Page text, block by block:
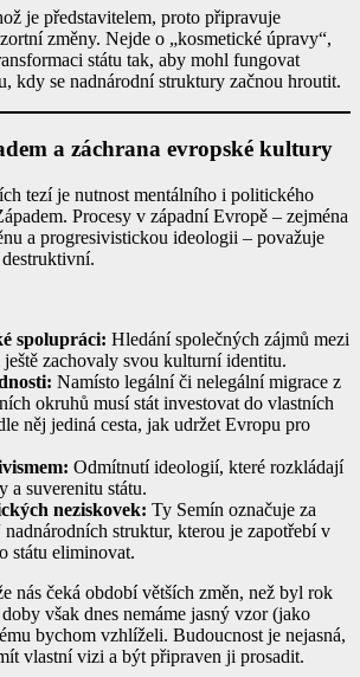
je představitelem, proto připravuje
změny. Nejde o „kosmetické úpravy“,
státu tak, aby mohl fungovat
kdy se nadnárodní struktury začnou hroutit.
a záchrana evropské kultury
tezí je nutnost mentálního i politického
Procesy v západní Evropě – zejména
a progresivistickou ideologii – považuje
destruktivní.
spolupráci: Hledání společných zájmů mezi
ještě zachovaly svou kulturní identitu.
Namísto legální či nelegální migrace z
okruhů musí stát investovat do vlastních
něj jediná cesta, jak udržet Evropu pro
Odmítnutí ideologií, které rozkládají
a suverenitu státu.
neziskovek: Ty Semín označuje za
nadnárodních struktur, kterou je zapotřebí v
státu eliminovat.
nás čeká období větších změn, než byl rok
však dnes nemáme jasný vzor (jako
bychom vzhlíželi. Budoucnost je nejasná,
vlastní vizi a být připraven ji prosadit.